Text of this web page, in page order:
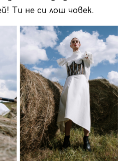
Ти не си лош човек.